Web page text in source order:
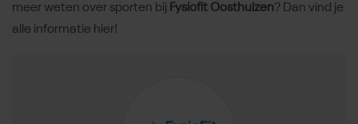
meer weten over sporten bij Fysiofit Oosthuizen? Dan vind je
alle informatie hier!